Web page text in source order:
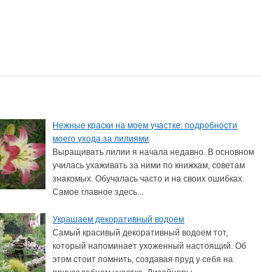
Нежные краски на моем участке: подробности
моего ухода за лилиями
Выращивать лилии я начала недавно. В основном
училась ухаживать за ними по книжкам, советам
знакомых. Обучалась часто и на своих ошибках.
Самое главное здесь...
Украшаем декоративный водоем
Самый красивый декоративный водоем тот,
который напоминает ухоженный настоящий. Об
этом стоит помнить, создавая пруд у себя на